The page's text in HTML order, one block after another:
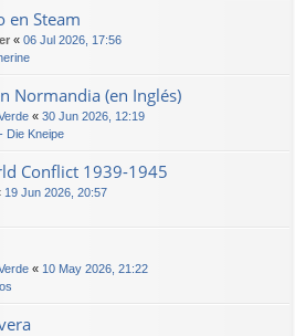
en Steam
« 06 Jul 2026, 17:56
Normandia (en Inglés)
« 30 Jun 2026, 12:19
Die Kneipe
Conflict 1939-1945
19 Jun 2026, 20:57
« 10 May 2026, 21:22